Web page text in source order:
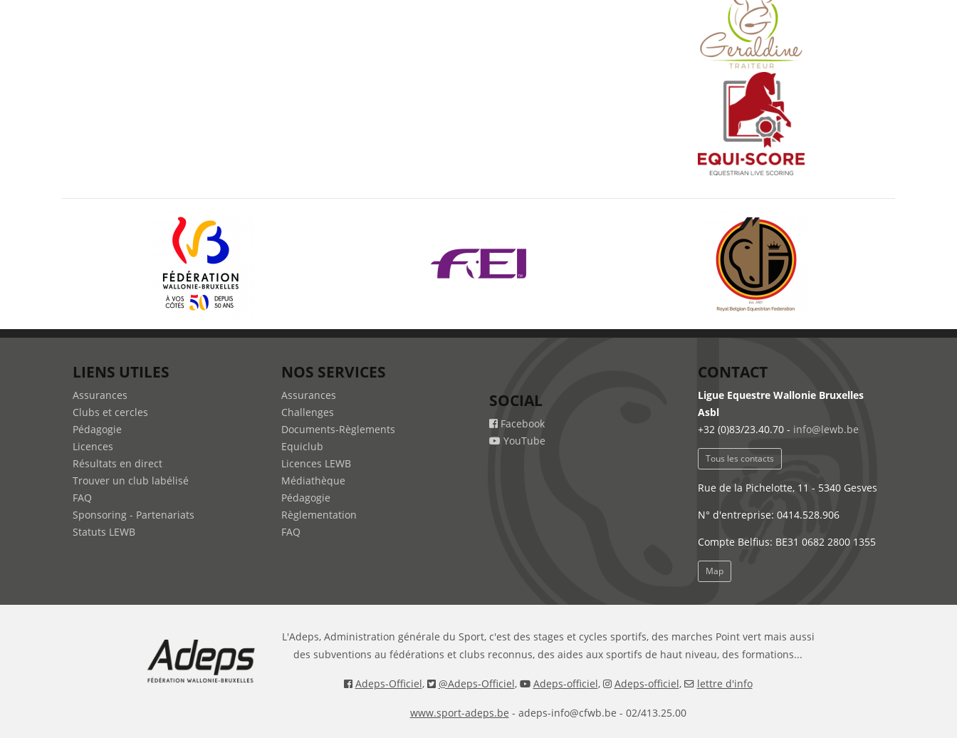
LIENS UTILES
Assurances
Clubs et cercles
Pédagogie
Licences
Résultats en direct
Trouver un club labélisé
FAQ
Sponsoring - Partenariats
Statuts LEWB
NOS SERVICES
Assurances
Challenges
Documents-Règlements
Equiclub
Licences LEWB
Médiathèque
Pédagogie
Règlementation
FAQ
SOCIAL
Facebook
YouTube
CONTACT
Ligue Equestre Wallonie Bruxelles
Asbl
+32 (0)83/23.40.70 - info@lewb.be
Tous les contacts
Rue de la Pichelotte, 11 - 5340 Gesves
N° d'entreprise: 0414.528.906
Compte Belfius: BE31 0682 2800 1355
Map
L'Adeps, Administration générale du Sport, c'est des stages et cycles sportifs, des marches Point vert mais aussi
des subventions au fédérations et clubs reconnus, des aides aux sportifs de haut niveau, des formations...
Adeps-Officiel, @Adeps-Officiel, Adeps-officiel, Adeps-officiel, lettre d'info
www.sport-adeps.be - adeps-info@cfwb.be - 02/413.25.00